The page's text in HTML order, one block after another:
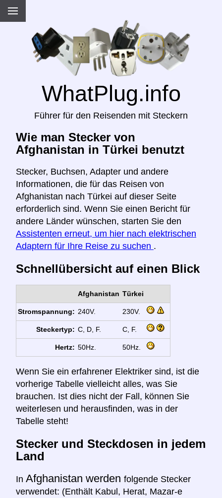
WhatPlug.info
Führer für den Reisenden mit Steckern
Wie man Stecker von
Afghanistan in Türkei benutzt
Stecker, Buchsen, Adapter und andere
Informationen, die für das Reisen von
Afghanistan nach Türkei auf dieser Seite
erforderlich sind. Wenn Sie einen Bericht für
andere Länder wünschen, starten Sie den
Assistenten erneut, um hier nach elektrischen
Adaptern für Ihre Reise zu suchen .
Schnellübersicht auf einen Blick
Afghanistan Türkei
Stromspannung: 240V. 230V.
Steckertyp: C, D, F. C, F.
Hertz: 50Hz. 50Hz.
Wenn Sie ein erfahrener Elektriker sind, ist die
vorherige Tabelle vielleicht alles, was Sie
brauchen. Ist dies nicht der Fall, können Sie
weiterlesen und herausfinden, was in der
Tabelle steht!
Stecker und Steckdosen in jedem
Land
In Afghanistan werden folgende Stecker
verwendet: (Enthält Kabul, Herat, Mazar-e